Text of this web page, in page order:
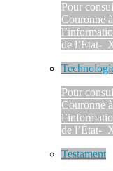
Pour
Couronne
de l’État-
Pour
Couronne
de l’État-
Testament